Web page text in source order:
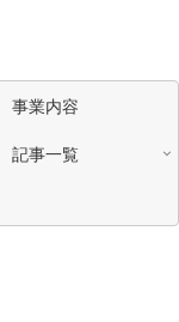
事業内容
記事一覧